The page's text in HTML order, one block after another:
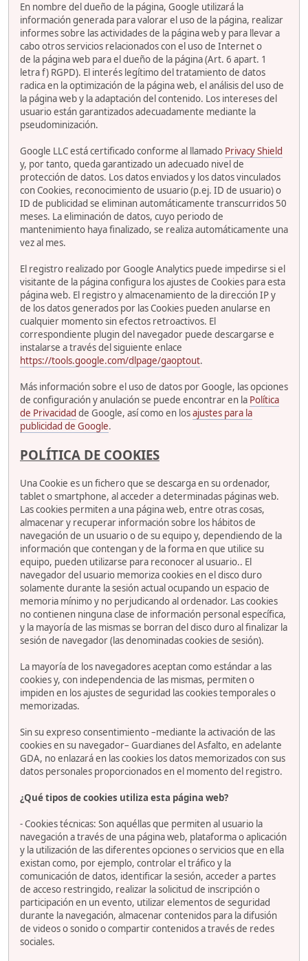
En nombre del dueño de la página, Google utilizará la
información generada para valorar el uso de la página, realizar
informes sobre las actividades de la página web y para llevar a
cabo otros servicios relacionados con el uso de Internet o
de la página web para el dueño de la página (Art. 6 apart. 1
letra f) RGPD). El interés legítimo del tratamiento de datos
radica en la optimización de la página web, el análisis del uso de
la página web y la adaptación del contenido. Los intereses del
usuario están garantizados adecuadamente mediante la
pseudominización.
Google LLC está certificado conforme al llamado Privacy Shield
y, por tanto, queda garantizado un adecuado nivel de
protección de datos. Los datos enviados y los datos vinculados
con Cookies, reconocimiento de usuario (p.ej. ID de usuario) o
ID de publicidad se eliminan automáticamente transcurridos 50
meses. La eliminación de datos, cuyo periodo de
mantenimiento haya finalizado, se realiza automáticamente una
vez al mes.
El registro realizado por Google Analytics puede impedirse si el
visitante de la página configura los ajustes de Cookies para esta
página web. El registro y almacenamiento de la dirección IP y
de los datos generados por las Cookies pueden anularse en
cualquier momento sin efectos retroactivos. El
correspondiente plugin del navegador puede descargarse e
instalarse a través del siguiente enlace
https://tools.google.com/dlpage/gaoptout.
Más información sobre el uso de datos por Google, las opciones
de configuración y anulación se puede encontrar en la Política
de Privacidad de Google, así como en losajustes para la
publicidad de Google.
POLÍTICA DE COOKIES
Una Cookie es un fichero que se descarga en su ordenador,
tablet o smartphone, al acceder a determinadas páginas web.
Las cookies permiten a una página web, entre otras cosas,
almacenar y recuperar información sobre los hábitos de
navegación de un usuario o de su equipo y, dependiendo de la
información que contengan y de la forma en que utilice su
equipo, pueden utilizarse para reconocer al usuario.. El
navegador del usuario memoriza cookies en el disco duro
solamente durante la sesión actual ocupando un espacio de
memoria mínimo y no perjudicando al ordenador. Las cookies
no contienen ninguna clase de información personal específica,
y la mayoría de las mismas se borran del disco duro al finalizar la
sesión de navegador (las denominadas cookies de sesión).
La mayoría de los navegadores aceptan como estándar a las
cookies y, con independencia de las mismas, permiten o
impiden en los ajustes de seguridad las cookies temporales o
memorizadas.
Sin su expreso consentimiento –mediante la activación de las
cookies en su navegador– Guardianes del Asfalto, en adelante
GDA, no enlazará en las cookies los datos memorizados con sus
datos personales proporcionados en el momento del registro.
¿Qué tipos de cookies utiliza esta página web?
- Cookies técnicas: Son aquéllas que permiten al usuario la
navegación a través de una página web, plataforma o aplicación
y la utilización de las diferentes opciones o servicios que en ella
existan como, por ejemplo, controlar el tráfico y la
comunicación de datos, identificar la sesión, acceder a partes
de acceso restringido, realizar la solicitud de inscripción o
participación en un evento, utilizar elementos de seguridad
durante la navegación, almacenar contenidos para la difusión
de videos o sonido o compartir contenidos a través de redes
sociales.